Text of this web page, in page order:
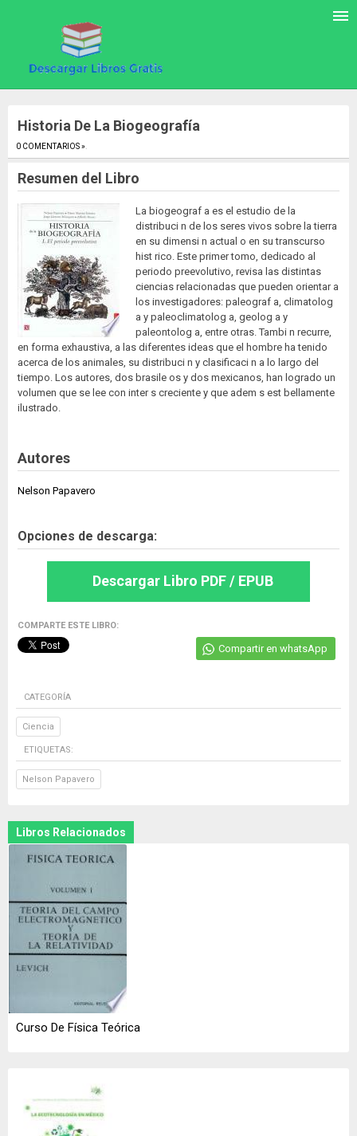
Historia De La Biogeografía
0 COMENTARIOS ».
Resumen del Libro
La biogeograf a es el estudio de la
distribuci n de los seres vivos sobre la tierra
en su dimensi n actual o en su transcurso
hist rico. Este primer tomo, dedicado al
periodo preevolutivo, revisa las distintas
ciencias relacionadas que pueden orientar a
los investigadores: paleograf a, climatolog
a y paleoclimatolog a, geolog a y
paleontolog a, entre otras. Tambi n recurre,
en forma exhaustiva, a las diferentes ideas que el hombre ha tenido
acerca de los animales, su distribuci n y clasificaci n a lo largo del
tiempo. Los autores, dos brasile os y dos mexicanos, han logrado un
volumen que se lee con inter s creciente y que adem s est bellamente
ilustrado.
Autores
Nelson Papavero
Opciones de descarga:
Descargar Libro PDF / EPUB
COMPARTE ESTE LIBRO:
Compartir en whatsApp
CATEGORÍA
Ciencia
ETIQUETAS:
Nelson Papavero
Libros Relacionados
Curso De Física Teórica